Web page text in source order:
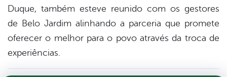
Duque, também esteve reunido com os gestores
de Belo Jardim alinhando a parceria que promete
oferecer o melhor para o povo através da troca de
experiências.